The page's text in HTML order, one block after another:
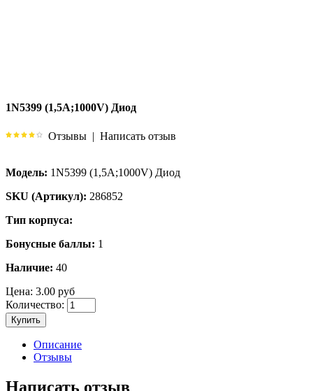
1N5399 (1,5А;1000V) Диод
Отзывы | Написать отзыв
Модель: 1N5399 (1,5А;1000V) Диод
SKU (Артикул): 286852
Тип корпуса:
Бонусные баллы: 1
Наличие: 40
Цена: 3.00 руб
Количество:
Купить
Описание
Отзывы
Написать отзыв